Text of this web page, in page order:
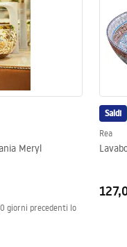
Meryl
giorni precedenti lo
Saldi
Rea